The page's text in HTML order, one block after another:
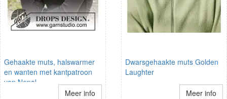
Gehaakte muts, halswarmer
en wanten met kantpatroon
van Nepal
Meer info
Dwarsgehaakte muts Golden
Laughter
Meer info